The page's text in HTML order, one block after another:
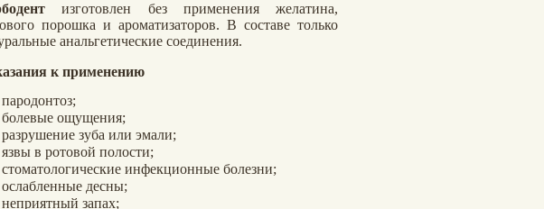
изготовлен без применения желатина,
порошка и ароматизаторов. В составе только
анальгетические соединения.
к применению
пародонтоз;
болевые ощущения;
разрушение зуба или эмали;
язвы в ротовой полости;
стоматологические инфекционные болезни;
ослабленные десны;
неприятный запах;